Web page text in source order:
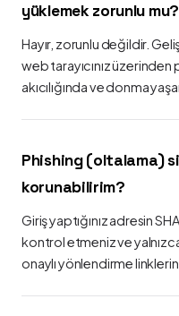
yüklemek zorunlu mu?
Hayır, zorunlu değildir.
web tarayıcınız
akıcılığında ve donma
Phishing (oltalama)
korunabilirim?
Giriş yaptığınız adresin
kontrol etmeniz ve
onaylı yönlendirme